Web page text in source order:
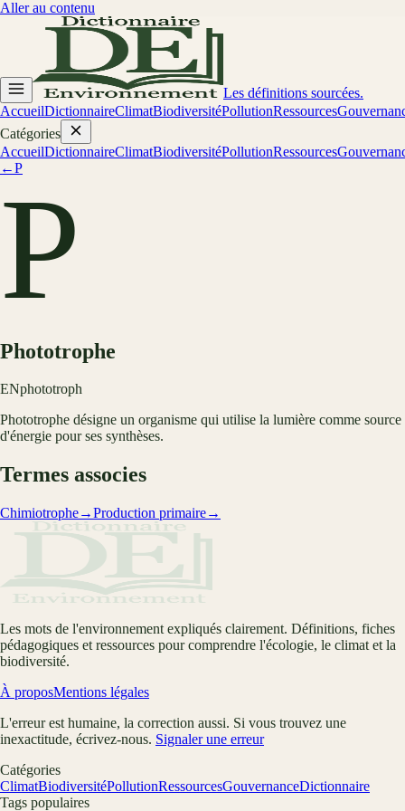
Aller au contenu
Les définitions sourcées.
AccueilDictionnaireClimatBiodiversitéPollutionRessources
Catégories
AccueilDictionnaireClimatBiodiversitéPollutionRessources
←P
P
Phototrophe
ENphototroph
Phototrophe désigne un organisme qui utilise la lumière comme source
d'énergie pour ses synthèses.
Termes associes
Chimiotrophe→Production primaire→
Les mots de l'environnement expliqués clairement. Définitions, fiches
pédagogiques et ressources pour comprendre l'écologie, le climat et la
biodiversité.
À proposMentions légales
L'erreur est humaine, la correction aussi. Si vous trouvez une
inexactitude, écrivez-nous. Signaler une erreur
Catégories
ClimatBiodiversitéPollutionRessourcesGouvernanceDictionnaire
Tags populaires